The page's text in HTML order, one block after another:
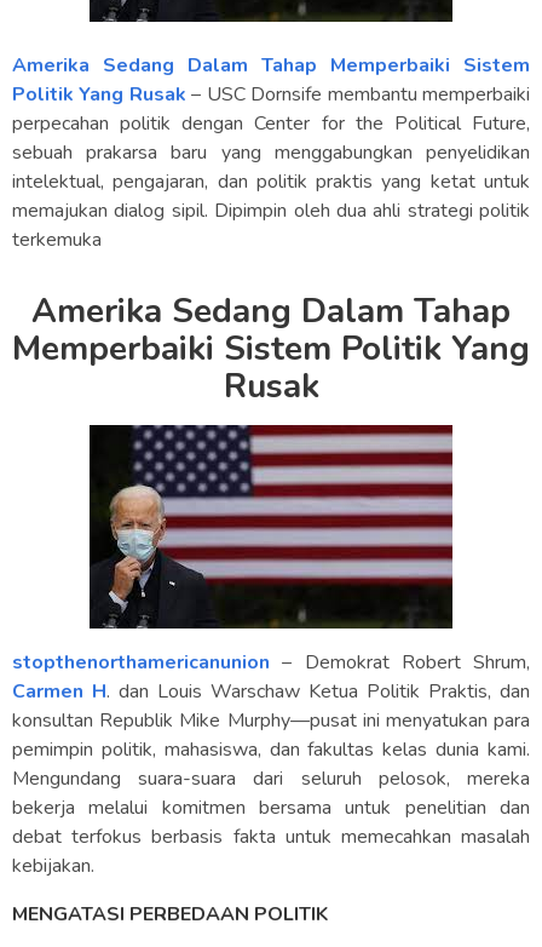
Amerika Sedang Dalam Tahap Memperbaiki Sistem
Politik Yang Rusak – USC Dornsife membantu memperbaiki
perpecahan politik dengan Center for the Political Future,
sebuah prakarsa baru yang menggabungkan penyelidikan
intelektual, pengajaran, dan politik praktis yang ketat untuk
memajukan dialog sipil. Dipimpin oleh dua ahli strategi politik
terkemuka
Amerika Sedang Dalam Tahap
Memperbaiki Sistem Politik Yang
Rusak
stopthenorthamericanunion – Demokrat Robert Shrum,
Carmen H. dan Louis Warschaw Ketua Politik Praktis, dan
konsultan Republik Mike Murphy—pusat ini menyatukan para
pemimpin politik, mahasiswa, dan fakultas kelas dunia kami.
Mengundang suara-suara dari seluruh pelosok, mereka
bekerja melalui komitmen bersama untuk penelitian dan
debat terfokus berbasis fakta untuk memecahkan masalah
kebijakan.
MENGATASI PERBEDAAN POLITIK